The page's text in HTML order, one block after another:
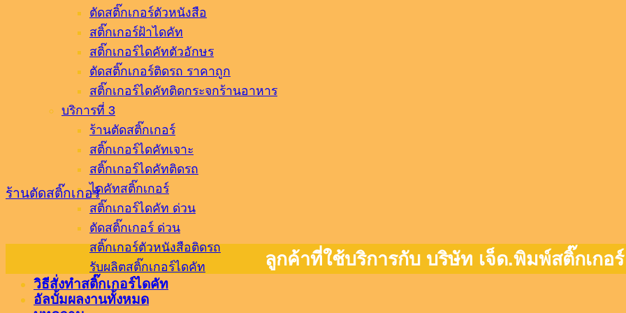
ตัดสติ๊กเกอร์ตัวหนังสือ
สติ๊กเกอร์ฝ้าไดคัท
สติ๊กเกอร์ไดคัทตัวอักษร
ตัดสติ๊กเกอร์ติดรถ ราคาถูก
สติ๊กเกอร์ไดคัทติดกระจกร้านอาหาร
บริการที่ 3
ร้านตัดสติ๊กเกอร์
สติ๊กเกอร์ไดคัทเจาะ
สติ๊กเกอร์ไดคัทติดรถ
ไดคัทสติ๊กเกอร์
สติ๊กเกอร์ไดคัท ด่วน
ตัดสติ๊กเกอร์ ด่วน
สติ๊กเกอร์ตัวหนังสือติดรถ
รับผลิตสติ๊กเกอร์ไดคัท
วิธีสั่งทำสติ๊กเกอร์ไดคัท
อัลบั้มผลงานทั้งหมด
ร้านตัดสติ๊กเกอร์
ลูกค้าที่ใช้บริการกับ บริษัท เจ็ด.พิมพ์สติ๊กเกอ